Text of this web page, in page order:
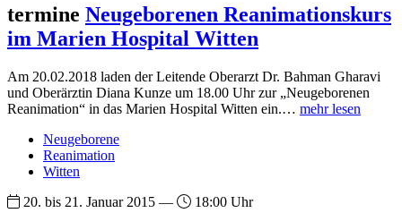
termine Neugeborenen Reanimationskurs
im Marien Hospital Witten
Am 20.02.2018 laden der Leitende Oberarzt Dr. Bahman Gharavi
und Oberärztin Diana Kunze um 18.00 Uhr zur „Neugeborenen
Reanimation“ in das Marien Hospital Witten ein.… mehr lesen
Neugeborene
Reanimation
Witten
20. bis 21. Januar 2015 —
18:00 Uhr